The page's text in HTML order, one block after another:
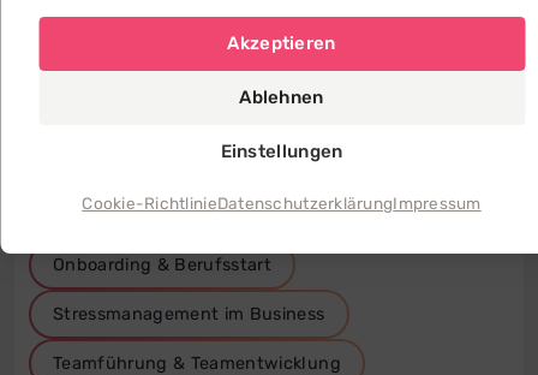
Akzeptieren
Ablehnen
Einstellungen
Cookie-RichtlinieDatenschutzerklärungImpressum
Berufsneuorientierung Bewerbungstraining
Diversity & Inclusion-Coaching
Konfliktmanagement im Job
Onboarding & Berufsstart
Stressmanagement im Business
Teamführung & Teamentwicklung